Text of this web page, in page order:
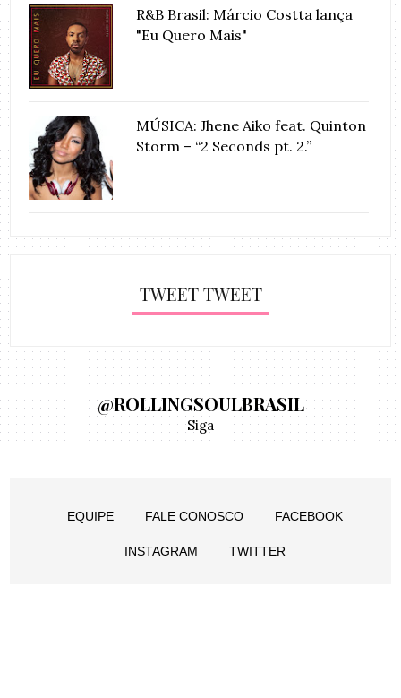
R&B Brasil: Márcio Costta lança
"Eu Quero Mais"
MÚSICA: Jhene Aiko feat. Quinton
Storm – “2 Seconds pt. 2.”
TWEET TWEET
@ROLLINGSOULBRASIL
Siga
EQUIPE FALE CONOSCO FACEBOOK
INSTAGRAM TWITTER